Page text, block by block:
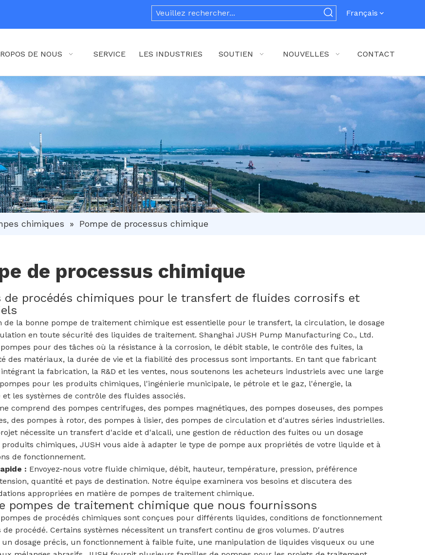
Français
DE NOUS SERVICE LES INDUSTRIES SOUTIEN NOUVELLES CONTACT
chimiques » Pompe de processus chimique
de processus chimique
de procédés chimiques pour le transfert de fluides corrosifs et
de la bonne pompe de traitement chimique est essentielle pour le transfert, la circulation, le dosage
en toute sécurité des liquides de traitement. Shanghai JUSH Pump Manufacturing Co., Ltd.
pour des tâches où la résistance à la corrosion, le débit stable, le contrôle des fuites, la
des matériaux, la durée de vie et la fiabilité des processus sont importants. En tant que fabricant
la fabrication, la R&D et les ventes, nous soutenons les acheteurs industriels avec une large
pour les produits chimiques, l'ingénierie municipale, le pétrole et le gaz, l'énergie, la
les systèmes de contrôle des fluides associés.
comprend des pompes centrifuges, des pompes magnétiques, des pompes doseuses, des pompes
des pompes à rotor, des pompes à lisier, des pompes de circulation et d'autres séries industrielles.
nécessite un transfert d'acide et d'alcali, une gestion de réduction des fuites ou un dosage
chimiques, JUSH vous aide à adapter le type de pompe aux propriétés de votre liquide et à
de fonctionnement.
: Envoyez-nous votre fluide chimique, débit, hauteur, température, pression, préférence
quantité et pays de destination. Notre équipe examinera vos besoins et discutera des
appropriées en matière de pompes de traitement chimique.
pompes de traitement chimique que nous fournissons
de procédés chimiques sont conçues pour différents liquides, conditions de fonctionnement
de procédé. Certains systèmes nécessitent un transfert continu de gros volumes. D'autres
un dosage précis, un fonctionnement à faible fuite, une manipulation de liquides visqueux ou une